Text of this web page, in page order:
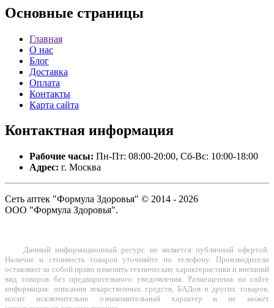
Основные страницы
Главная
О нас
Блог
Доставка
Оплата
Контакты
Карта сайта
Контактная информация
Рабочие часы: Пн-Пт: 08:00-20:00, Сб-Вс: 10:00-18:00
Адрес: г. Москва
Сеть аптек "Формула Здоровья" © 2014 - 2026
ООО "Формула Здоровья".
Данный информационный ресурс не является публичной офертой.
Наличие и стоимость товаров уточняйте по телефону. Производители
оставляют за собой право изменять технические характеристики и внешний
вид товаров без предварительного уведомления. Размещенная на сайте
информация: описания лекарственных средств, БАДов и других товаров,
носит исключительно ознакомительный характер и не может